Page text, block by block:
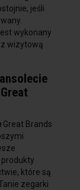
zegarek
jeśli
wykonany
wizytową
Great Brands
które są